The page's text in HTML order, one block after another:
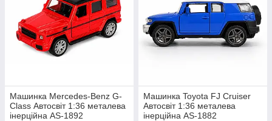
Машинка Mercedes-Benz G-
Class Автосвіт 1:36 металева
інерційна AS-1892
Машинка Toyota FJ Cruiser
Автосвіт 1:36 металева
інерційна AS-1882